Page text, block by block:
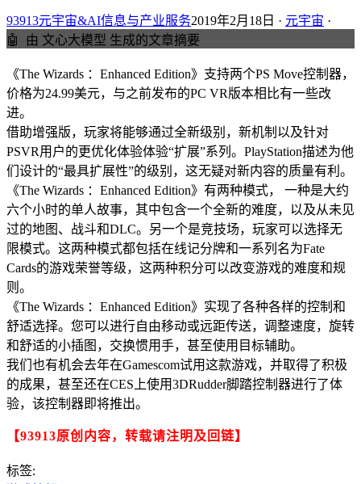
93913元宇宙&AI信息与产业服务2019年2月18日 · 元宇宙 ·
🤖
由 文心大模型 生成的文章摘要
《The Wizards ：Enhanced Edition》支持两个PS Move控制器，
价格为24.99美元，与之前发布的PC VR版本相比有一些改
进。
借助增强版，玩家将能够通过全新级别，新机制以及针对
PSVR用户的更优化体验体验“扩展”系列。PlayStation描述为他
们设计的“最具扩展性”的级别，这无疑对新内容的质量有利。
《The Wizards ：Enhanced Edition》有两种模式， 一种是大约
六个小时的单人故事，其中包含一个全新的难度，以及从未见
过的地图、战斗和DLC。另一个是竞技场，玩家可以选择无
限模式。这两种模式都包括在线记分牌和一系列名为Fate
Cards的游戏荣誉等级，这两种积分可以改变游戏的难度和规
则。
《The Wizards ：Enhanced Edition》实现了各种各样的控制和
舒适选择。您可以进行自由移动或远距传送，调整速度，旋转
和舒适的小插图，交换惯用手，甚至使用目标辅助。
我们也有机会去年在Gamescom试用这款游戏，并取得了积极
的成果，甚至还在CES上使用3DRudder脚踏控制器进行了体
验，该控制器即将推出。
【93913原创内容，转载请注明及回链】
标签: